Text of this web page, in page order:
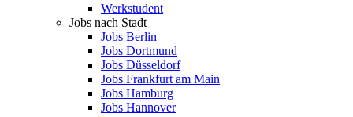
Werkstudent
Jobs nach Stadt
Jobs Berlin
Jobs Dortmund
Jobs Düsseldorf
Jobs Frankfurt am Main
Jobs Hamburg
Jobs Hannover